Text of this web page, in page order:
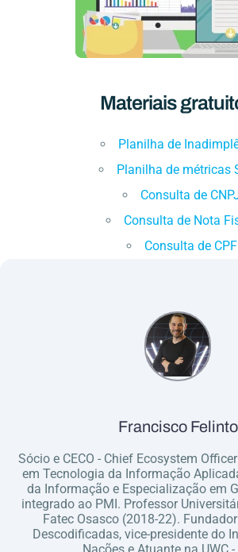
Materiais
Planilha de
Planilha de métricas
Consulta de
Consulta de Nota
Consulta de CPF
Francisco Felinto
Sócio e CECO - Chief Ecosystem
em Tecnologia da Informação
da Informação e Especialização em
integrado ao PMI. Professor
Fatec Osasco (2018-22).
Descodificadas, vice-presidente do
Nações e Atuante na UWC -